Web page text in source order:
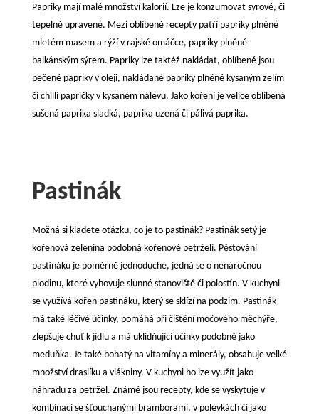
Papriky mají malé množství kalorií. Lze je konzumovat syrové, či
tepelně upravené. Mezi oblíbené recepty patří papriky plněné
mletém masem a rýží v rajské omáčce, papriky plněné
balkánským sýrem. Papriky lze taktéž nakládat, oblíbené jsou
pečené papriky v oleji, nakládané papriky plněné kysaným zelím
či chilli papričky v kysaném nálevu. Jako koření je velice oblíbená
sušená paprika sladká, paprika uzená či pálivá paprika.
Pastinák
Možná si kladete otázku, co je to pastinák? Pastinák setý je
kořenová zelenina podobná kořenové petrželi. Pěstování
pastináku je poměrně jednoduché, jedná se o nenáročnou
plodinu, které vyhovuje slunné stanoviště či polostín. V kuchyni
se využívá kořen pastináku, který se sklízí na podzim. Pastinák
má také léčivé účinky, pomáhá při čištění močového měchýře,
zlepšuje chuť k jídlu a má uklidňující účinky podobně jako
meduňka. Je také bohatý na vitamíny a minerály, obsahuje velké
množství draslíku a vlákniny. V kuchyni ho lze využít jako
náhradu za petržel. Známé jsou recepty, kde se vyskytuje v
kombinaci se šťouchanými bramborami, v polévkách či jako